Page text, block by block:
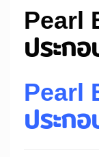
Pearl
ประก
Pearl
ประก